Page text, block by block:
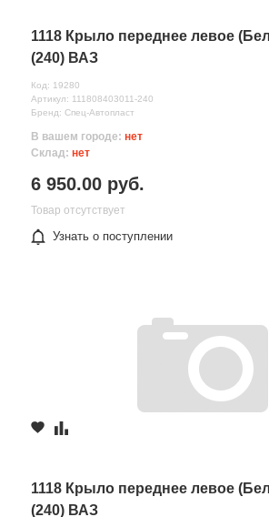
1118 Крыло переднее левое
(240) ВАЗ
Код: 19280
Артикул: 111808403011-240
Бренд: Спец-Автопласт
В вашем городе: нет
Склад: нет
6 950.00 руб.
Товар отсутствует
Узнать о поступлении
1118 Крыло переднее левое
(240) ВАЗ